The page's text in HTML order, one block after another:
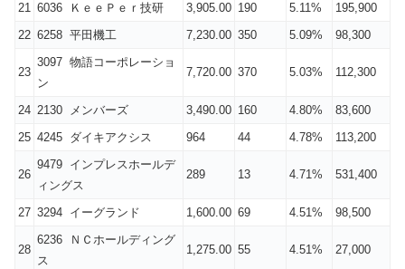
21 6036 ＫｅｅＰｅｒ技研 3,905.00 190 5.11%
195,900
22 6258 平田機工 7,230.00 350 5.09% 98,300
23
3097 物語コーポレーショ
ン
7,720.00 370 5.03% 112,300
24 2130 メンバーズ 3,490.00 160 4.80%
83,600
25 4245 ダイキアクシス 964 44 4.78% 113,200
26
9479 インプレスホールデ
ィングス
289 13 4.71% 531,400
27 3294 イーグランド 1,600.00 69 4.51% 98,500
28
6236 ＮＣホールディング
ス
1,275.00 55 4.51% 27,000